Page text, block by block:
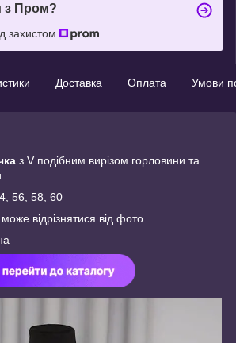
з Пром?
захистом
Доставка Оплата Умови
з V подібним вирізом горловини та
56, 58, 60
відрізнятися від фото